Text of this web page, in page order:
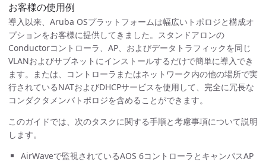
お客様の使用例
導入以来、Aruba OSプラットフォームは幅広いトポロジと構成オ
プションをお客様に提供してきました。スタンドアロンの
Conductorコントローラ、AP、およびデータトラフィックを同じ
VLANおよびサブネットにインストールするだけで簡単に導入でき
ます。または、コントローラまたはネットワーク内の他の場所で実
行されているNATおよびDHCPサービスを使用して、完全に冗長な
コンダクタメンバトポロジを含めることができます。
このガイドでは、次のタスクに関する手順と考慮事項について説明
します。
AirWaveで監視されているAOS 6コントローラとキャンパスAP